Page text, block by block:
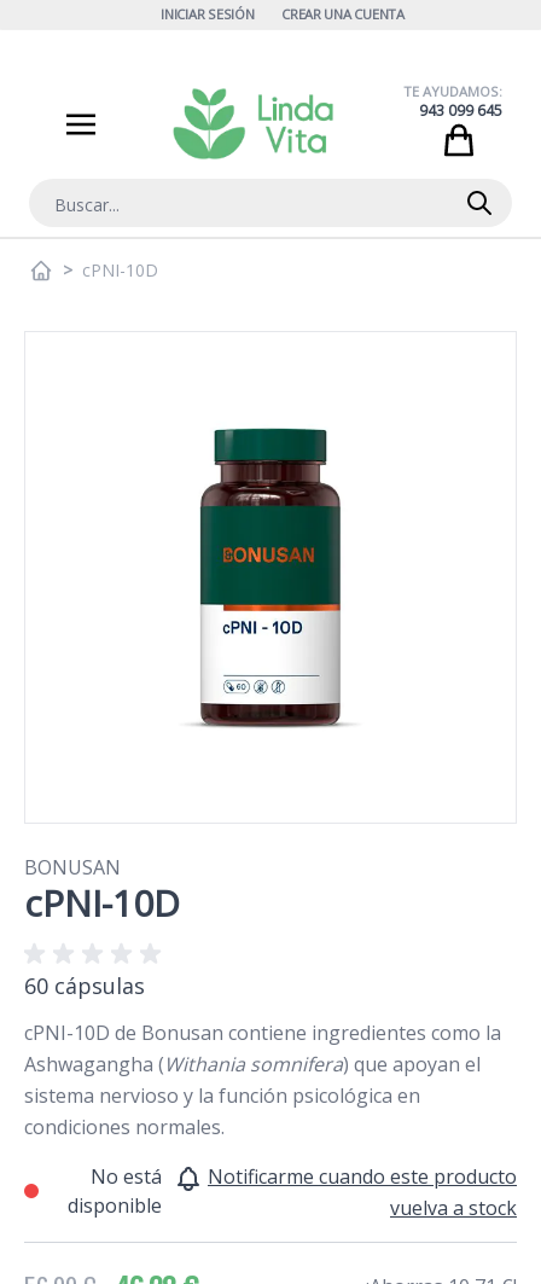
INICIAR SESIÓN CREAR UNA CUENTA
Buscar
TE AYUDAMOS:
943 099 645
> cPNI-10D
BONUSAN
cPNI-10D
60 cápsulas
cPNI-10D de Bonusan contiene ingredientes como la
Ashwagangha (Withania somnifera) que apoyan el
sistema nervioso y la función psicológica en
condiciones normales.
No está
disponible
Notificarme cuando este producto
vuelva a stock